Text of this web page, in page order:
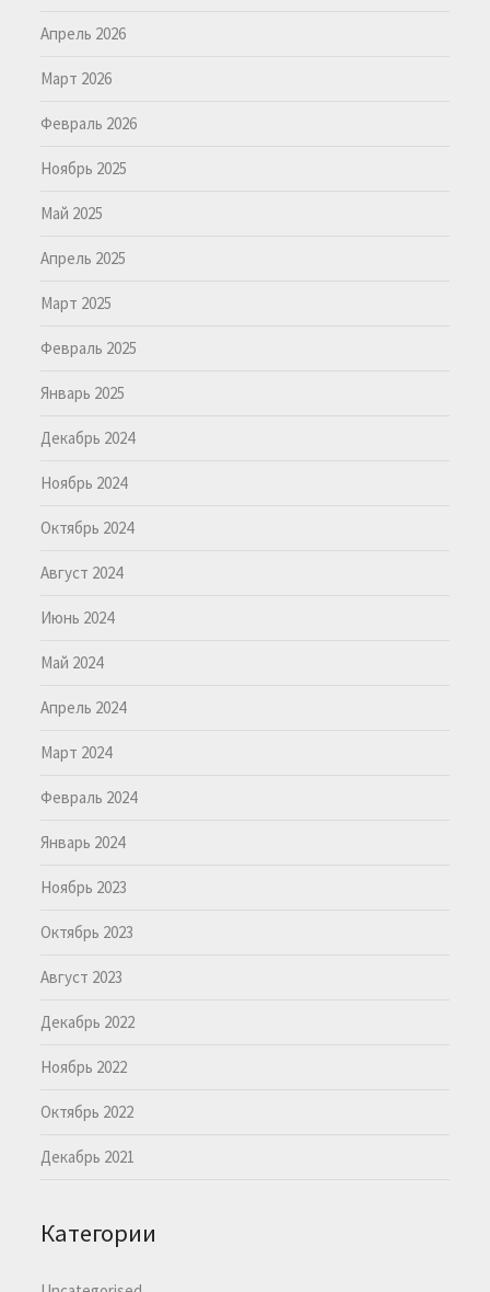
Апрель 2026
Март 2026
Февраль 2026
Ноябрь 2025
Май 2025
Апрель 2025
Март 2025
Февраль 2025
Январь 2025
Декабрь 2024
Ноябрь 2024
Октябрь 2024
Август 2024
Июнь 2024
Май 2024
Апрель 2024
Март 2024
Февраль 2024
Январь 2024
Ноябрь 2023
Октябрь 2023
Август 2023
Декабрь 2022
Ноябрь 2022
Октябрь 2022
Декабрь 2021
Категории